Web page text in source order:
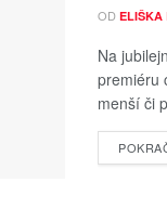
OD ELIŠKA
Na
premiéru
menší či